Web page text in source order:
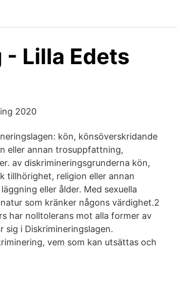
Lilla Edets
2020
kön, könsöverskridande
eller annan trosuppfattning,
av diskrimineringsgrunderna kön,
tillhörighet, religion eller annan
eller ålder. Med sexuella
som kränker någons värdighet.2
har nolltolerans mot alla former av
sig i Diskrimineringslagen.
vem som kan utsättas och